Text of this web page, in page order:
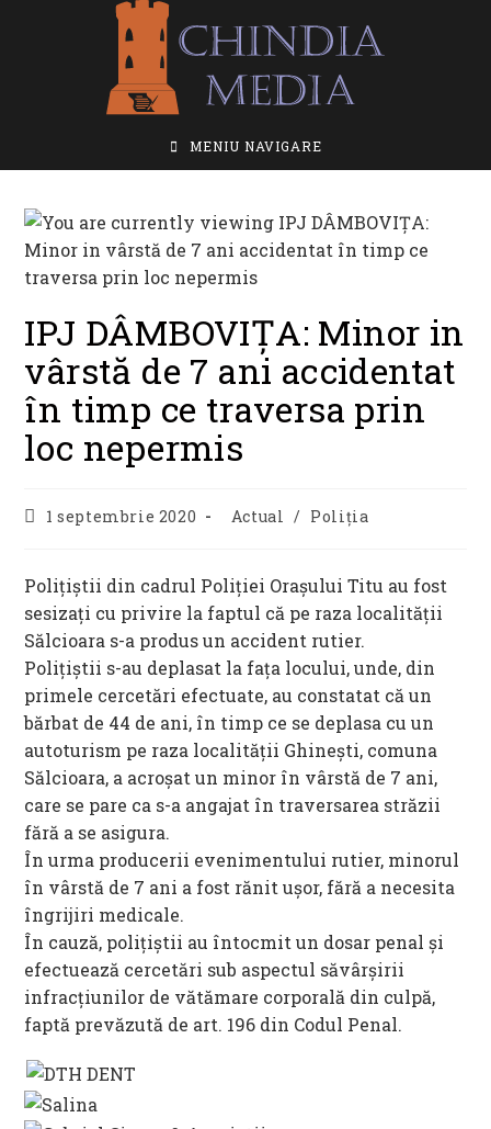
MENIU NAVIGARE
IPJ DÂMBOVIȚA: Minor in
vârstă de 7 ani accidentat
în timp ce traversa prin
loc nepermis
Post1 septembrie 2020
Post
Actual / Poliția
Polițiștii din cadrul Poliției Orașului Titu au fost
sesizați cu privire la faptul că pe raza localității
Sălcioara s-a produs un accident rutier.
Polițiștii s-au deplasat la fața locului, unde, din
primele cercetări efectuate, au constatat că un
bărbat de 44 de ani, în timp ce se deplasa cu un
autoturism pe raza localității Ghinești, comuna
Sălcioara, a acroșat un minor în vârstă de 7 ani,
care se pare ca s-a angajat în traversarea străzii
fără a se asigura.
În urma producerii evenimentului rutier, minorul
în vârstă de 7 ani a fost rănit ușor, fără a necesita
îngrijiri medicale.
În cauză, polițiștii au întocmit un dosar penal și
efectuează cercetări sub aspectul săvârșirii
infracțiunilor de vătămare corporală din culpă,
faptă prevăzută de art. 196 din Codul Penal.